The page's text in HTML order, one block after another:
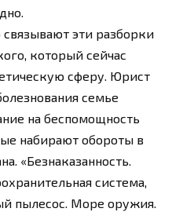
эти разборки
который сейчас
сферу. Юрист
семье
на беспомощность
набирают обороты в
«Безнаказанность.
система,
пылесос. Море оружия.